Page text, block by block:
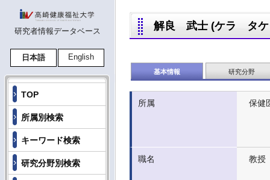
研究者情報データベース
日本語 English
TOP
所属別検索
キーワード検索
研究分野別検索
解良 武士 (ケラ タケ
基本情報 研究分野
所属 保健
職名 教授